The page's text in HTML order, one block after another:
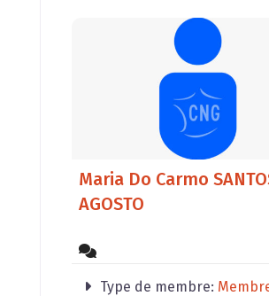
Maria Do Carmo
AGOSTO
Type de membre: